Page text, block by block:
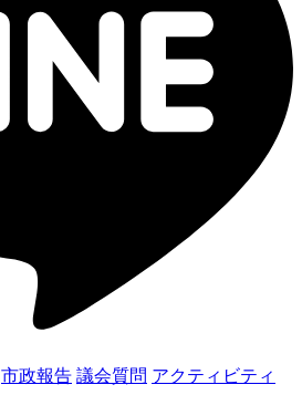
市政報告 議会質問 アクティビティ